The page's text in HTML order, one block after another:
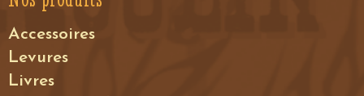
Accessoires
Levures
Livres